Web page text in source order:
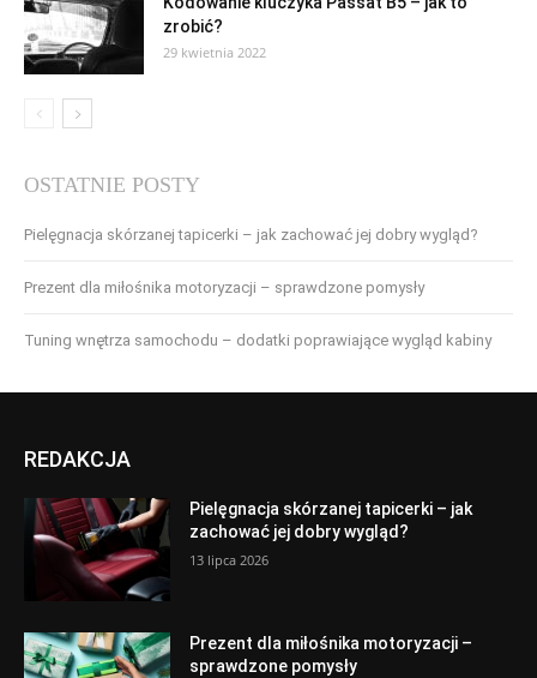
zrobić?
29 kwietnia 2022
OSTATNIE POSTY
Pielęgnacja skórzanej tapicerki – jak zachować jej dobry wygląd?
Prezent dla miłośnika motoryzacji – sprawdzone pomysły
Tuning wnętrza samochodu – dodatki poprawiające wygląd kabiny
REDAKCJA
Pielęgnacja skórzanej tapicerki – jak
zachować jej dobry wygląd?
13 lipca 2026
Prezent dla miłośnika motoryzacji –
sprawdzone pomysły